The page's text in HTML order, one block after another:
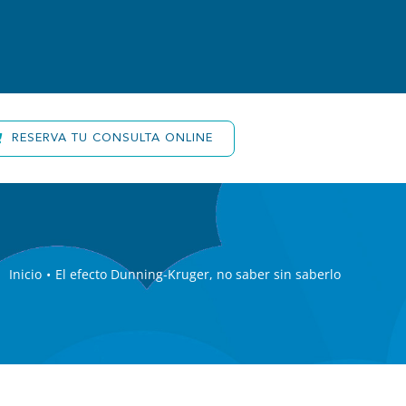
RESERVA TU CONSULTA ONLINE
Inicio El efecto Dunning-Kruger, no saber sin saberlo